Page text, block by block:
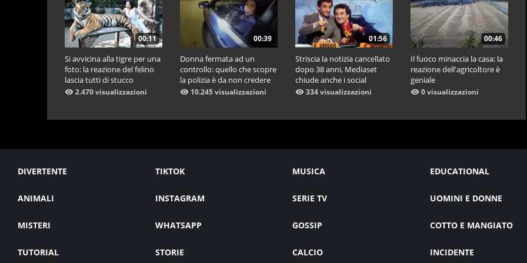
00:11
Si avvicina alla tigre per una
foto: la reazione del felino
lascia tutti di stucco
2.470 visualizzazioni
00:39
Donna fermata ad un
controllo: quello che scopre
la polizia è da non credere
10.245 visualizzazioni
01:56
Striscia la notizia cancellato
dopo 38 anni, Mediaset
chiude anche i social
334 visualizzazioni
00:46
Il fuoco minaccia la casa: la
reazione dell'agricoltore è
geniale
0 visualizzazioni
DIVERTENTE TIKTOK MUSICA EDUCATIONAL
ANIMALI INSTAGRAM SERIE TV UOMINI E DONNE
MISTERI WHATSAPP GOSSIP COTTO E MANGIATO
TUTORIAL STORIE CALCIO INCIDENTE